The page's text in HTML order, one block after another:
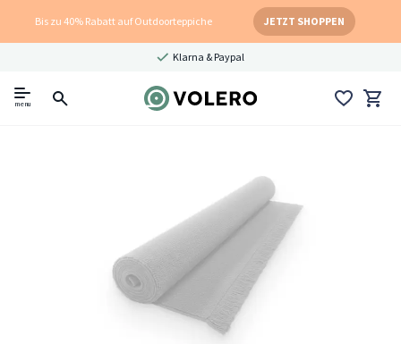
Bis zu 40% Rabatt auf Outdoorteppiche JETZT SHOPPEN
Klarna & Paypal
menu